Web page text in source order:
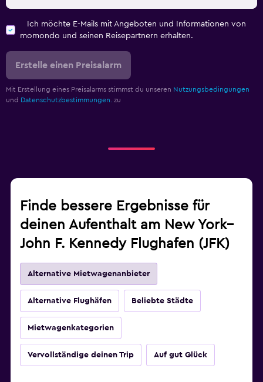
Ich möchte E-Mails mit Angeboten und Informationen von
momondo und seinen Reisepartnern erhalten.
Erstelle einen Preisalarm
Mit Erstellung eines Preisalarms stimmst du unseren Nutzungsbedingungen
und Datenschutzbestimmungen. zu
Finde bessere Ergebnisse für
deinen Aufenthalt am New York–
John F. Kennedy Flughafen (JFK)
Alternative Mietwagenanbieter
Alternative Flughäfen Beliebte Städte
Mietwagenkategorien
Vervollständige deinen Trip Auf gut Glück